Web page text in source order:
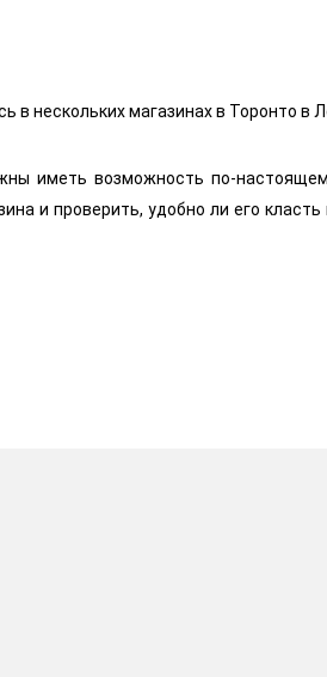
нескольких магазинах в Торонто в
иметь возможность по-
и проверить, удобно ли его